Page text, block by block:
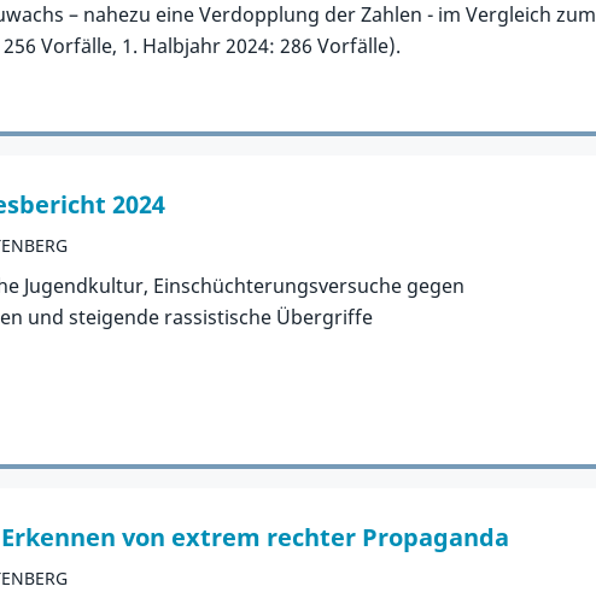
– nahezu eine Verdopplung der Zahlen - im Vergleich zum
Vorfälle, 1. Halbjahr 2024: 286 Vorfälle).
2024
Jugendkultur, Einschüchterungsversuche gegen
und steigende rassistische Übergriffe
von extrem rechter Propaganda